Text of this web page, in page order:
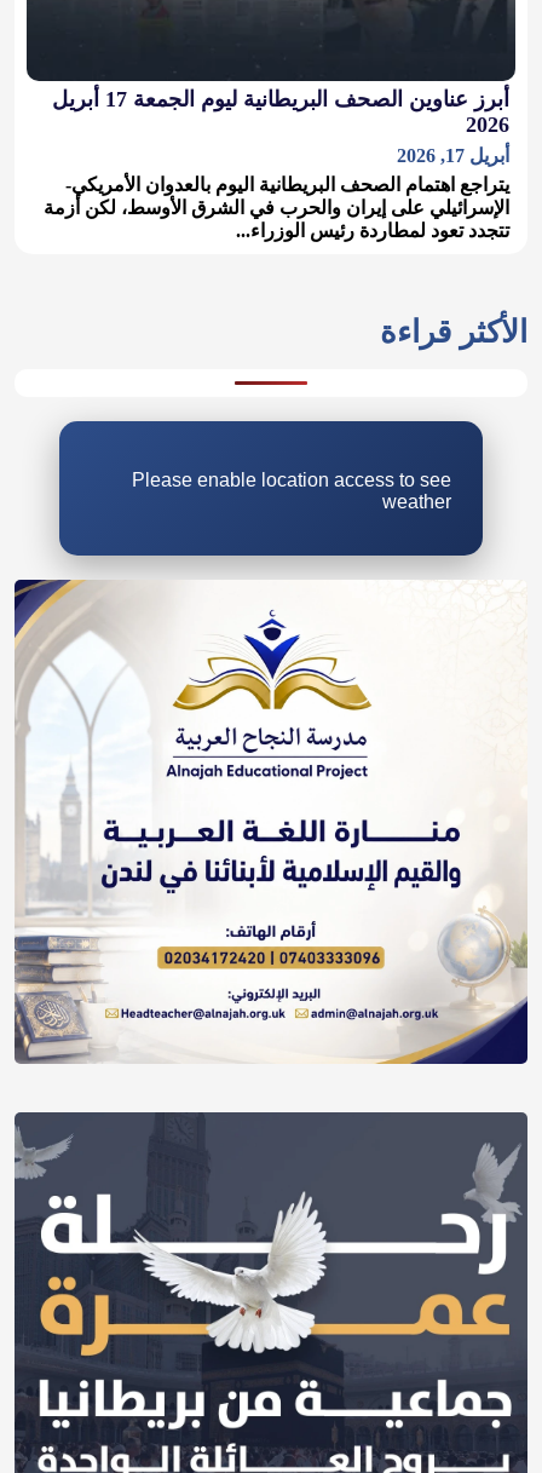
أبرز عناوين الصحف البريطانية ليوم الجمعة 17 أبريل
2026
أبريل 17, 2026
يتراجع اهتمام الصحف البريطانية اليوم بالعدوان الأمريكي-
الإسرائيلي على إيران والحرب في الشرق الأوسط، لكن أزمة
تتجدد تعود لمطاردة رئيس الوزراء...
الأكثر قراءة
Please enable location access to see
weather